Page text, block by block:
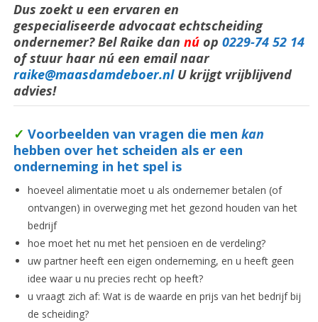
Dus zoekt u een ervaren en
gespecialiseerde advocaat echtscheiding
ondernemer? Bel Raike dan núop 0229-74 52 14
of stuur haar nú een email naar
raike@maasdamdeboer.nl U krijgt vrijblijvend
advies!
✓ Voorbeelden van vragen die men kan
hebben over het scheiden als er een
onderneming in het spel is
hoeveel alimentatie moet u als ondernemer betalen (of
ontvangen) in overweging met het gezond houden van het
bedrijf
hoe moet het nu met het pensioen en de verdeling?
uw partner heeft een eigen onderneming, en u heeft geen
idee waar u nu precies recht op heeft?
u vraagt zich af: Wat is de waarde en prijs van het bedrijf bij
de scheiding?